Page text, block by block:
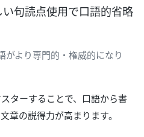
い句読点使用で口語的省略
がより専門的・権威的になり
ターすることで、口語から書
章の説得力が高まります。